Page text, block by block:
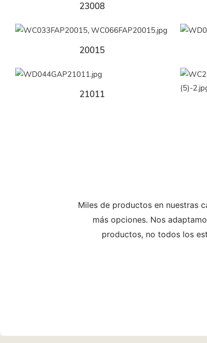
23008
20015
21011
Miles de productos en nuestras
más opciones. Nos
productos, no todos los